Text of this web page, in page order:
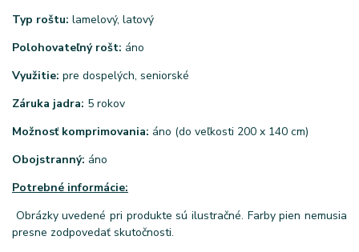
Typ roštu: lamelový, latový
Polohovateľný rošt: áno
Využitie: pre dospelých, seniorské
Záruka jadra: 5 rokov
Možnosť komprimovania: áno (do veľkosti 200 x 140 cm)
Obojstranný: áno
Potrebné informácie:
Obrázky uvedené pri produkte sú ilustračné. Farby pien nemusia
presne zodpovedať skutočnosti.